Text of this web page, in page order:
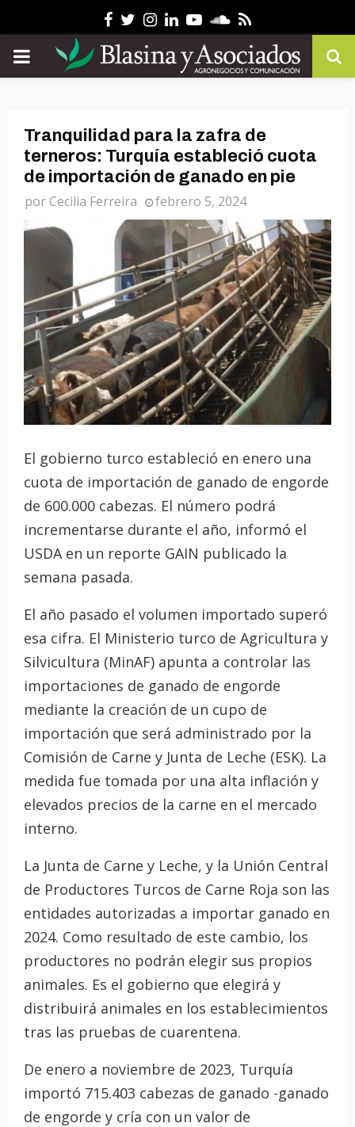
Facebook
Twitter
Instagram
Linkedin
YoutubeSoundcloud
Rss
PRIMARY
Tranquilidad para la zafra de
terneros: Turquía estableció cuota
de importación de ganado en pie
porCecilia Ferreira febrero 5, 2024
El gobierno turco estableció en enero una
cuota de importación de ganado de engorde
de 600.000 cabezas. El número podrá
incrementarse durante el año, informó el
USDA en un reporte GAIN publicado la
semana pasada.
El año pasado el volumen importado superó
esa cifra. El Ministerio turco de Agricultura y
Silvicultura (MinAF) apunta a controlar las
importaciones de ganado de engorde
mediante la creación de un cupo de
importación que será administrado por la
Comisión de Carne y Junta de Leche (ESK). La
medida fue tomada por una alta inflación y
elevados precios de la carne en el mercado
interno.
La Junta de Carne y Leche, y la Unión Central
de Productores Turcos de Carne Roja son las
entidades autorizadas a importar ganado en
2024. Como resultado de este cambio, los
productores no podrán elegir sus propios
animales. Es el gobierno que elegirá y
distribuirá animales en los establecimientos
tras las pruebas de cuarentena.
De enero a noviembre de 2023, Turquía
importó 715.403 cabezas de ganado -ganado
de engorde y cría con un valor de